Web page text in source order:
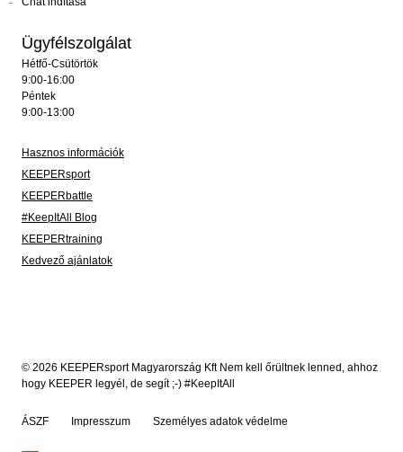
Ügyfélszolgálat
Hétfő-Csütörtök
9:00-16:00
Péntek
9:00-13:00
Hasznos információk
KEEPERsport
KEEPERbattle
#KeepItAll Blog
KEEPERtraining
Kedvező ajánlatok
© 2026 KEEPERsport Magyarország Kft Nem kell őrültnek lenned, ahhoz
hogy KEEPER legyél, de segít ;-) #KeepItAll
ÁSZF Impresszum Személyes adatok védelme